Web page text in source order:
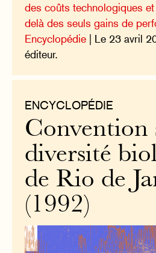
des coûts technologiques
delà des seuls gains de
Encyclopédie | Le 23 avril
éditeur.
ENCYCLOPÉDIE
Convention
diversité
de Rio de
(1992)